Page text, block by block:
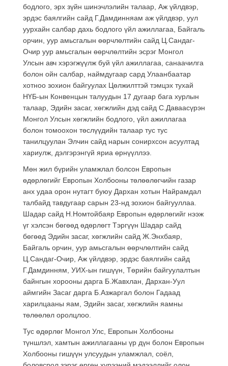
бодлого, эрх зүйн шинэчлэлийн талаар, Аж үйлдвэр,
эрдэс баялгийн сайд Г.Дамдинняам аж үйлдвэр, уул
уурхайн салбар дахь бодлого үйл ажиллагаа, Байгаль
орчин, уур амьсгалын өөрчлөлтийн сайд Ц.Сандаг-
Очир уур амьсгалын өөрчлөлтийн эсрэг Монгол
Улсын авч хэрэгжүүлж буй үйл ажиллагаа, санаачилга
болон ойн салбар, наймдугаар сард Улаанбаатар
хотноо зохион байгуулах Цөлжилттэй тэмцэх тухай
НҮБ-ын Конвенцын талуудын 17 дугаар бага хурлын
талаар, Эдийн засаг, хөгжлийн дэд сайд С.Даваасүрэн
Монгол Улсын хөгжлийн бодлого, үйл ажиллагаа
болон томоохон төслүүдийн талаар тус тус
танилцуулан Элчин сайд нарын сонирхсон асуултад
хариулж, дэлгэрэнгүй яриа өрнүүллээ.
Мөн жил бүрийн уламжлал болсон Европын
өдөрлөгийг Европын Холбооны төлөөлөгчийн газар
анх удаа орон нутагт буюу Дархан хотын Найрамдал
талбайд тавдугаар сарын 23-нд зохион байгууллаа.
Шадар сайд Н.Номтойбаяр Европын өдөрлөгийг нээж
үг хэлсэн бөгөөд өдөрлөгт Тэргүүн Шадар сайд
бөгөөд Эдийн засаг, хөгжлийн сайд Ж.Энхбаяр,
Байгаль орчин, уур амьсгалын өөрчлөлтийн сайд
Ц.Сандаг-Очир, Аж үйлдвэр, эрдэс баялгийн сайд
Г.Дамдинням, УИХ-ын гишүүн, Төрийн байгуулалтын
байнгын хорооны дарга Б.Жавхлан, Дархан-Уул
аймгийн Засаг дарга Б.Азжаргал болон Гадаад
харилцааны яам, Эдийн засаг, хөгжлийн яамны
төлөөлөл оролцлоо.
Тус өдөрлөг Монгол Улс, Европын Холбооны
түншлэл, хамтын ажиллагааны үр дүн болон Европын
Холбооны гишүүн улсуудын уламжлал, соёл,